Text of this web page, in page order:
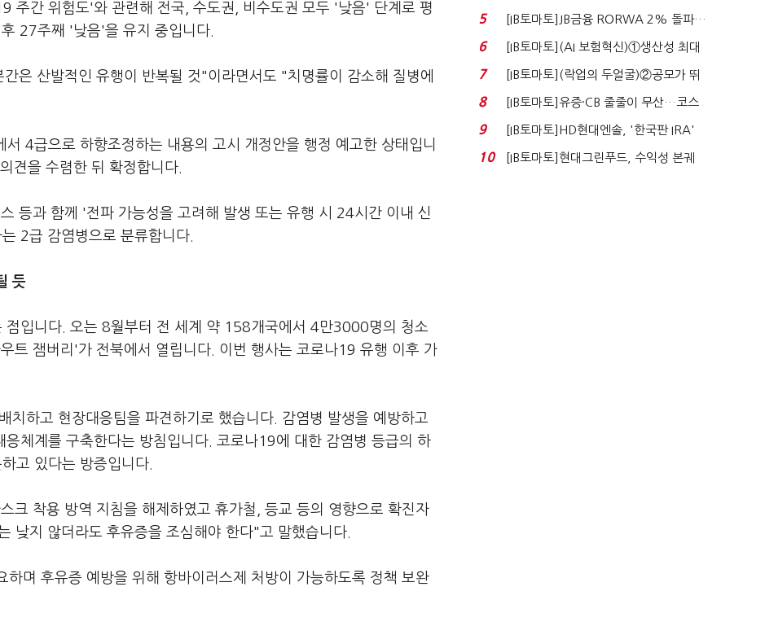
주간 위험도'와 관련해 전국, 수도권, 비수도권 모두 '낮음' 단계로 평
27주째 '낮음'을 유지 중입니다.
은 산발적인 유행이 반복될 것"이라면서도 "치명률이 감소해 질병에
4급으로 하향조정하는 내용의 고시 개정안을 행정 예고한 상태입니
견을 수렴한 뒤 확정합니다.
등과 함께 '전파 가능성을 고려해 발생 또는 유행 시 24시간 이내 신
2급 감염병으로 분류합니다.
듯
점입니다. 오는 8월부터 전 세계 약 158개국에서 4만3000명의 청소
트 잼버리'가 전북에서 열립니다. 이번 행사는 코로나19 유행 이후 가
치하고 현장대응팀을 파견하기로 했습니다. 감염병 발생을 예방하고
체계를 구축한다는 방침입니다. 코로나19에 대한 감염병 등급의 하
고 있다는 방증입니다.
크 착용 방역 지침을 해제하였고 휴가철, 등교 등의 영향으로 확진자
낮지 않더라도 후유증을 조심해야 한다"고 말했습니다.
며 후유증 예방을 위해 항바이러스제 처방이 가능하도록 정책 보완
누적 피해자 4만2...
5
[IB토마토]JB금융 RORWA 2% 돌파…
실적 견인은 은행 ...
6
[IB토마토](AI 보험혁신)①생산성 최대
80% 개선…현실...
7
[IB토마토](락업의 두얼굴)②공모가 뛰
자 첫날 매도…FI ...
8
[IB토마토]유증·CB 줄줄이 무산…코스
닥 벌점 급증에 ...
9
[IB토마토]HD현대엔솔, '한국판 IRA'
수혜 부상…세액공...
10
[IB토마토]현대그린푸드, 수익성 본궤